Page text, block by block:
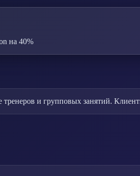
на 40%
и групповых занятий.